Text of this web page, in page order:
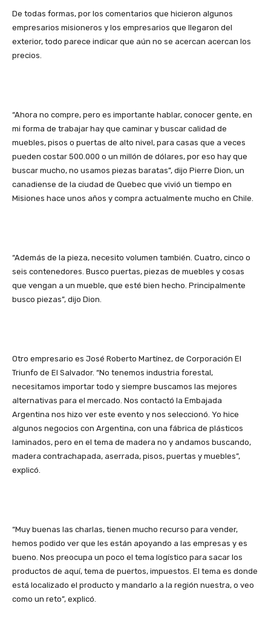
De todas formas, por los comentarios que hicieron algunos
empresarios misioneros y los empresarios que llegaron del
exterior, todo parece indicar que aún no se acercan acercan los
precios.
“Ahora no compre, pero es importante hablar, conocer gente, en
mi forma de trabajar hay que caminar y buscar calidad de
muebles, pisos o puertas de alto nivel, para casas que a veces
pueden costar 500.000 o un millón de dólares, por eso hay que
buscar mucho, no usamos piezas baratas”, dijo Pierre Dion, un
canadiense de la ciudad de Quebec que vivió un tiempo en
Misiones hace unos años y compra actualmente mucho en Chile.
“Además de la pieza, necesito volumen también. Cuatro, cinco o
seis contenedores. Busco puertas, piezas de muebles y cosas
que vengan a un mueble, que esté bien hecho. Principalmente
busco piezas”, dijo Dion.
Otro empresario es José Roberto Martínez, de Corporación El
Triunfo de El Salvador. “No tenemos industria forestal,
necesitamos importar todo y siempre buscamos las mejores
alternativas para el mercado. Nos contactó la Embajada
Argentina nos hizo ver este evento y nos seleccionó. Yo hice
algunos negocios con Argentina, con una fábrica de plásticos
laminados, pero en el tema de madera no y andamos buscando,
madera contrachapada, aserrada, pisos, puertas y muebles”,
explicó.
“Muy buenas las charlas, tienen mucho recurso para vender,
hemos podido ver que les están apoyando a las empresas y es
bueno. Nos preocupa un poco el tema logístico para sacar los
productos de aquí, tema de puertos, impuestos. El tema es donde
está localizado el producto y mandarlo a la región nuestra, o veo
como un reto”, explicó.